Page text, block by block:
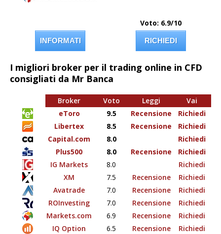
Voto: 6.9/10
INFORMATI RICHIEDI
I migliori broker per il trading online in CFD
consigliati da Mr Banca
Broker Voto Leggi
Vai
eToro
9.5 Recensione
Richiedi
Libertex
8.5 Recensione
Richiedi
Capital.com
8.0
Richiedi
Plus500
8.0 Recensione
Richiedi
IG Markets
8.0
Richiedi
XM
7.5 Recensione
Richiedi
Avatrade
7.0 Recensione
Richiedi
ROInvesting
7.0 Recensione
Richiedi
Markets.com
6.9 Recensione
Richiedi
IQ Option
6.5 Recensione
Richiedi